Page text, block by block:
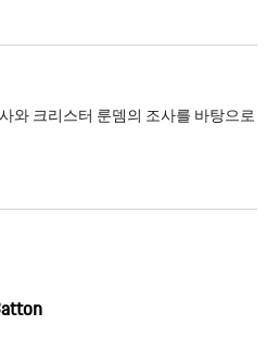
사와 크리스터 룬뎀의 조사를 바탕으로